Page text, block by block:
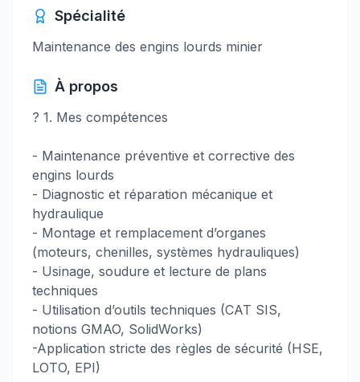
Spécialité
Maintenance des engins lourds minier
À propos
? 1. Mes compétences
- Maintenance préventive et corrective des
engins lourds
- Diagnostic et réparation mécanique et
hydraulique
- Montage et remplacement d’organes
(moteurs, chenilles, systèmes hydrauliques)
- Usinage, soudure et lecture de plans
techniques
- Utilisation d’outils techniques (CAT SIS,
notions GMAO, SolidWorks)
-Application stricte des règles de sécurité (HSE,
LOTO, EPI)